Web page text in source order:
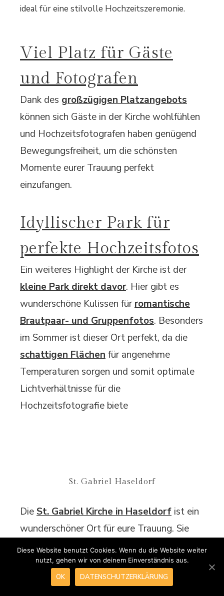
ideal für eine stilvolle Hochzeitszeremonie.
Viel Platz für Gäste
und Fotografen
Dank des großzügigen Platzangebots
können sich Gäste in der Kirche wohlfühlen
und Hochzeitsfotografen haben genügend
Bewegungsfreiheit, um die schönsten
Momente eurer Trauung perfekt
einzufangen.
Idyllischer Park für
perfekte Hochzeitsfotos
Ein weiteres Highlight der Kirche ist der
kleine Park direkt davor. Hier gibt es
wunderschöne Kulissen fürromantische
Brautpaar- und Gruppenfotos. Besonders
im Sommer ist dieser Ort perfekt, da die
schattigen Flächenfür angenehme
Temperaturen sorgen und somit optimale
Lichtverhältnisse für die
Hochzeitsfotografie biete
St. Gabriel Haseldorf
Die St. Gabriel Kirche in Haseldorf ist ein
wunderschöner Ort für eure Trauung. Sie
vereint eine helle, romantische
Atmosphäremit viel Platz und einer
traumhaften Umgebung für Hochzeitsfotos.
Diese Website benutzt Cookies. Wenn du die Website weiter
nutzt, gehen wir von deinem Einverständnis aus.
OK DATENSCHUTZERKLÄRUNG